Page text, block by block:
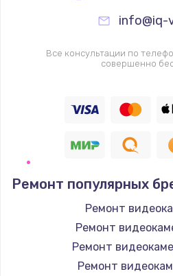
info@iq-
Все консультации по
совершенно
Ремонт популярных
Ремонт
Ремонт
Ремонт
Ремонт